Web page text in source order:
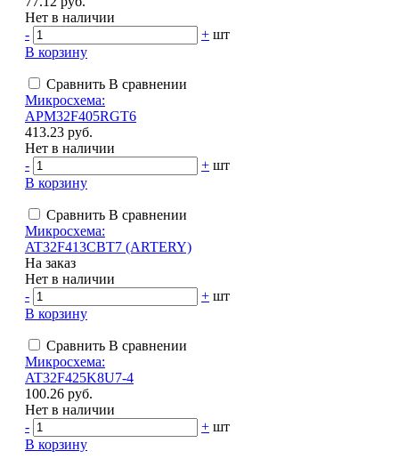
Нет в наличии
-
+ шт
В корзину
Сравнить В сравнении
Микросхема:
APM32F405RGT6
413.23 руб.
Нет в наличии
-
+ шт
В корзину
Сравнить В сравнении
Микросхема:
AT32F413CBT7 (ARTERY)
На заказ
Нет в наличии
-
+ шт
В корзину
Сравнить В сравнении
Микросхема:
AT32F425K8U7-4
100.26 руб.
Нет в наличии
-
+ шт
В корзину